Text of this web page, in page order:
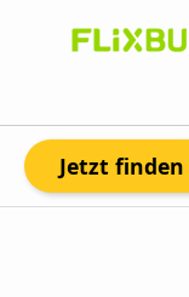
Jetzt finden